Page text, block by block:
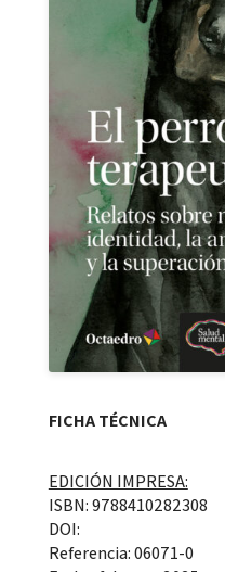
FICHA TÉCNICA
EDICIÓN IMPRESA:
ISBN: 9788410282308
DOI:
Referencia: 06071-0